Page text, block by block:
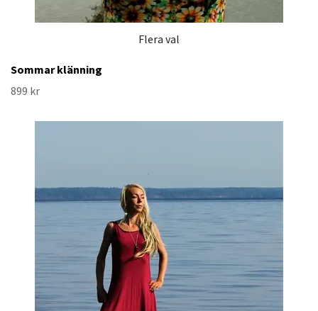
Flera val
Sommar klänning
899 kr